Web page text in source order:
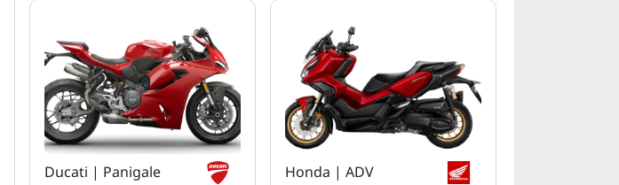
Ducati | Panigale Honda | ADV